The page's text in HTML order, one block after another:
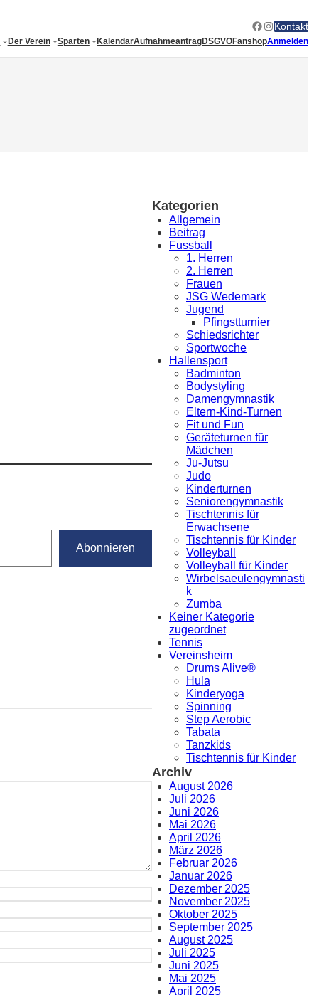
Facebook
Instagram
Kontakt
Der Verein Sparten KalendarAufnahmeantragDSGVOFanshopAnmelden
Abonnieren
Kategorien
Allgemein
Beitrag
Fussball
1. Herren
2. Herren
Frauen
JSG Wedemark
Jugend
Pfingstturnier
Schiedsrichter
Sportwoche
Hallensport
Badminton
Bodystyling
Damengymnastik
Eltern-Kind-Turnen
Fit und Fun
Geräteturnen für
Mädchen
Ju-Jutsu
Judo
Kinderturnen
Seniorengymnastik
Tischtennis für
Erwachsene
Tischtennis für Kinder
Volleyball
Volleyball für Kinder
Wirbelsaeulengymnasti
k
Zumba
Keiner Kategorie
zugeordnet
Tennis
Vereinsheim
Drums Alive®
Hula
Kinderyoga
Spinning
Step Aerobic
Tabata
Tanzkids
Tischtennis für Kinder
Archiv
August 2026
Juli 2026
Juni 2026
Mai 2026
April 2026
März 2026
Februar 2026
Januar 2026
Dezember 2025
November 2025
Oktober 2025
September 2025
August 2025
Juli 2025
Juni 2025
Mai 2025
April 2025